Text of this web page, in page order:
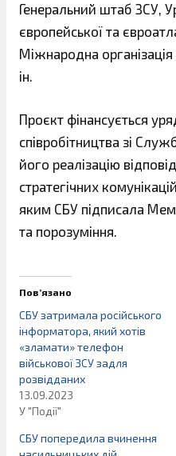
Генеральний штаб ЗСУ,
європейської та
Міжнародна організація
ін.
Проєкт фінансується
співробітництва зі
його реалізацію
стратегічних
яким СБУ підписала
та порозуміння.
Пов’язано
СБУ затримала російського
інформатора, який хотів
«зламати» телефон
військової ЗСУ задля
розвідданих
13.09.2023
У "Події"
СБУ попередила вчинення